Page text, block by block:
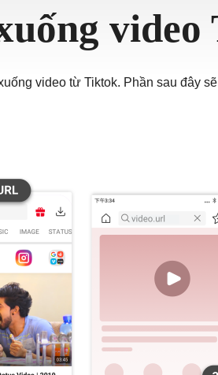
video từ Tiktok. Phần sau đây